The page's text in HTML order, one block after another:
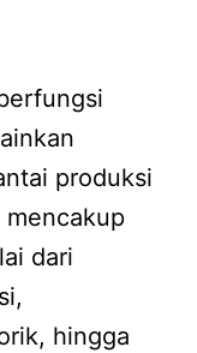
produksi
mencakup
dari
hingga